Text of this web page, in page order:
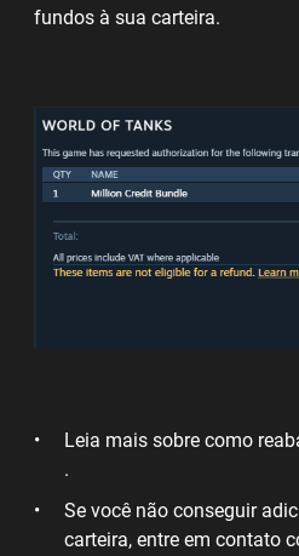
fundos à sua carteira.
Leia mais sobre como
.
Se você não conseguir
carteira, entre em contato